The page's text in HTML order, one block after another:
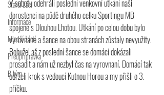
Starší žáci
Informace
Mladší žáci
Předpřípravka
B tým
V sobotu odehráli poslední venkovní utkání naši
dorostenci na půdě druhého celku Sportingu MB
spojené s Dlouhou Lhotou. Utkání po celou dobu bylo
vyrovnané a šance na obou stranách zůstaly nevyužity.
Bohužel až z poslední šance se domácí dokázali
prosadit a nám už nezbyl čas na vyrovnaní. Domácí tak
udrželi krok s vedoucí Kutnou Horou a my přišli o 3.
příčku.